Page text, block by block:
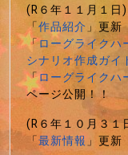
(R６年１１月１日)
「作品紹介」更新
「ローグライク
シナリオ作成ガイ
「ローグライク
ページ公開！！
(R６年１０月３１
「最新情報」更新